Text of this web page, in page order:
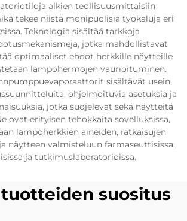
alkien teollisuusmittaisiin
tekee niistä monipuolisia työkaluja eri
Teknologia sisältää tarkkoja
jotka mahdollistavat
optimaaliset ehdot herkkille näytteille
lämpöhermojen vaurioituminen.
sisältävät usein
ohjelmoituvia asetuksia ja
jotka suojelevat sekä näytteitä
ovat erityisen tehokkaita sovelluksissa,
lämpöherkkien aineiden, ratkaisujen
näytteen valmisteluun farmaseuttisissa,
ja tutkimuslaboratorioissa.
suositus